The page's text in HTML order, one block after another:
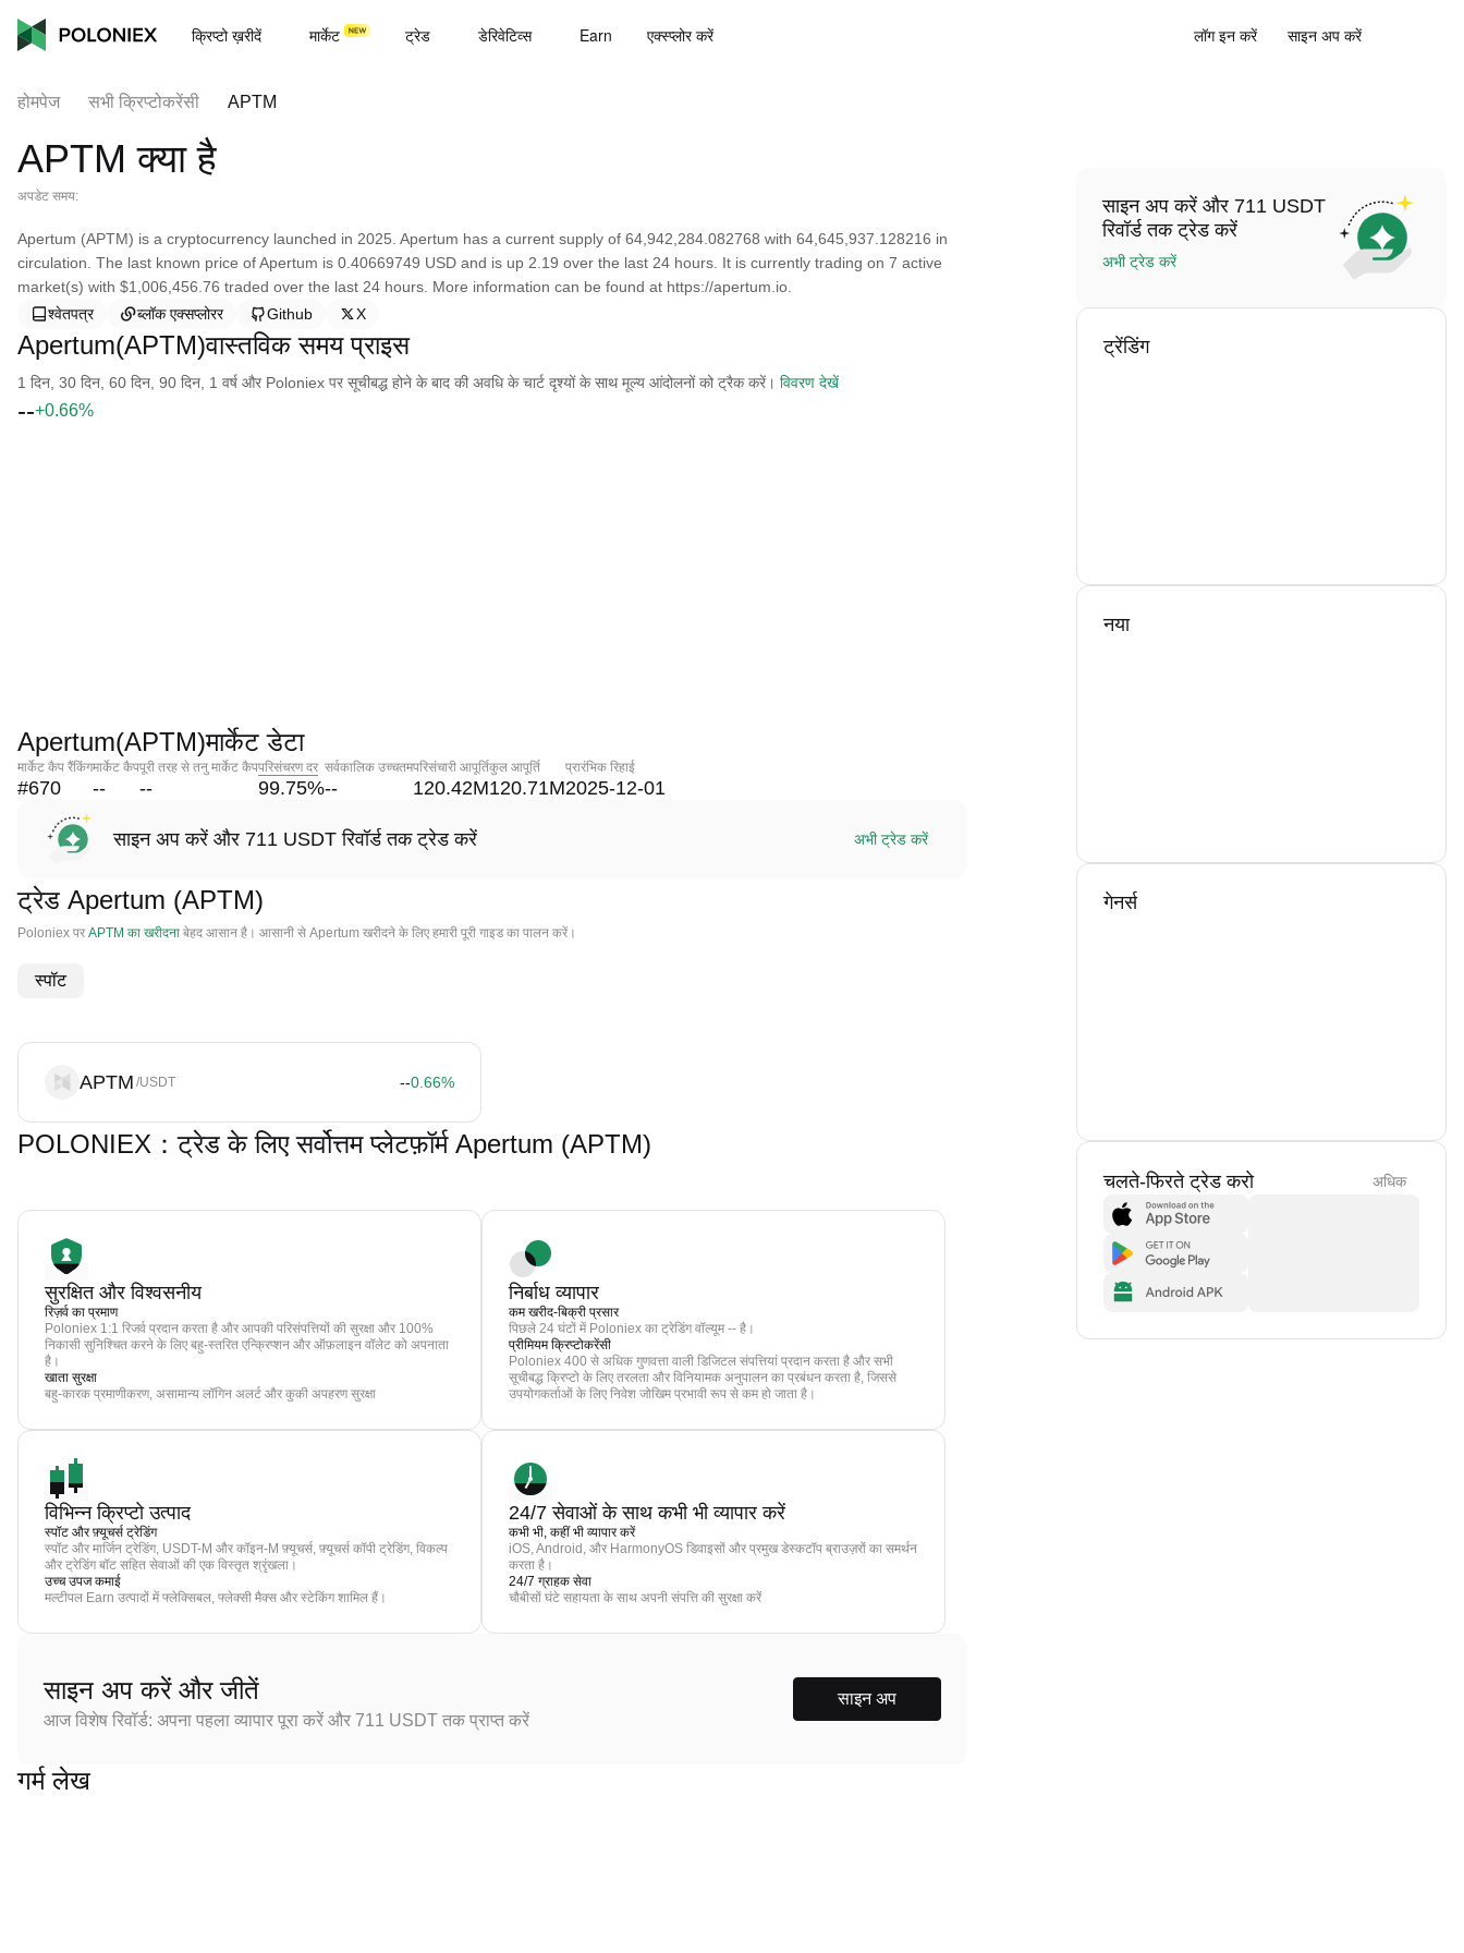
क्रिप्टो ख़रीदें मार्केट ट्रेड डेरिवेटिव्स Earn एक्स्प्लोर करें लॉग इन करें साइन अप करें
होमपेज सभी क्रिप्टोकरेंसी APTM
APTM क्या है
अपडेट समय:
Apertum (APTM) is a cryptocurrency launched in 2025. Apertum has a current supply of 64,942,284.082768 with 64,645,937.128216 in
circulation. The last known price of Apertum is 0.40669749 USD and is up 2.19 over the last 24 hours. It is currently trading on 7 active
market(s) with $1,006,456.76 traded over the last 24 hours. More information can be found at https://apertum.io.
श्वेतपत्र
ब्लॉक एक्सप्लोरर Github X
Apertum(APTM)वास्तविक समय प्राइस
1 दिन, 30 दिन, 60 दिन, 90 दिन, 1 वर्ष और Poloniex पर सूचीबद्ध होने के बाद की अवधि के चार्ट दृश्यों के साथ मूल्य आंदोलनों को ट्रैक करें। विवरण देखें
--+0.66%
Apertum(APTM)मार्केट डेटा
मार्केट कैप रैंकिंग
#670
मार्केट कैप
--
पूरी तरह से तनु मार्केट कैप
--
परिसंचरण दर
99.75%
सर्वकालिक उच्चतम
--
परिसंचारी आपूर्ति
120.42M
कुल आपूर्ति
120.71M
प्रारंभिक रिहाई
2025-12-01
साइन अप करें और 711 USDT रिवॉर्ड तक ट्रेड करें अभी ट्रेड करें
ट्रेड Apertum (APTM)
Poloniex पर APTM का खरीदना बेहद आसान है। आसानी से Apertum खरीदने के लिए हमारी पूरी गाइड का पालन करें।
स्पॉट
APTM /USDT --0.66%
POLONIEX：ट्रेड के लिए सर्वोत्तम प्लेटफ़ॉर्म Apertum (APTM)
सुरक्षित और विश्वसनीय
रिज़र्व का प्रमाण
Poloniex 1:1 रिजर्व प्रदान करता है और आपकी परिसंपत्तियों की सुरक्षा और 100%
निकासी सुनिश्चित करने के लिए बहु-स्तरित एन्क्रिप्शन और ऑफ़लाइन वॉलेट को अपनाता
है।
खाता सुरक्षा
बहु-कारक प्रमाणीकरण, असामान्य लॉगिन अलर्ट और कुकी अपहरण सुरक्षा
निर्बाध व्यापार
कम खरीद-बिक्री प्रसार
पिछले 24 घंटों में Poloniex का ट्रेडिंग वॉल्यूम -- है।
प्रीमियम क्रिप्टोकरेंसी
Poloniex 400 से अधिक गुणवत्ता वाली डिजिटल संपत्तियां प्रदान करता है और सभी
सूचीबद्ध क्रिप्टो के लिए तरलता और विनियामक अनुपालन का प्रबंधन करता है, जिससे
उपयोगकर्ताओं के लिए निवेश जोखिम प्रभावी रूप से कम हो जाता है।
विभिन्न क्रिप्टो उत्पाद
स्पॉट और फ़्यूचर्स ट्रेडिंग
स्पॉट और मार्जिन ट्रेडिंग, USDT-M और कॉइन-M फ़्यूचर्स, फ़्यूचर्स कॉपी ट्रेडिंग, विकल्प
और ट्रेडिंग बॉट सहित सेवाओं की एक विस्तृत श्रृंखला।
उच्च उपज कमाई
मल्टीपल Earn उत्पादों में फ्लेक्सिबल, फ्लेक्सी मैक्स और स्टेकिंग शामिल हैं।
24/7 सेवाओं के साथ कभी भी व्यापार करें
कभी भी, कहीं भी व्यापार करें
iOS, Android, और HarmonyOS डिवाइसों और प्रमुख डेस्कटॉप ब्राउज़रों का समर्थन
करता है।
24/7 ग्राहक सेवा
चौबीसों घंटे सहायता के साथ अपनी संपत्ति की सुरक्षा करें
साइन अप करें और जीतें
आज विशेष रिवॉर्ड: अपना पहला व्यापार पूरा करें और 711 USDT तक प्राप्त करें
साइन अप
गर्म लेख
साइन अप करें और 711 USDT
रिवॉर्ड तक ट्रेड करें
अभी ट्रेड करें
ट्रेंडिंग
नया
गेनर्स
चलते-फिरते ट्रेड करो अधिक